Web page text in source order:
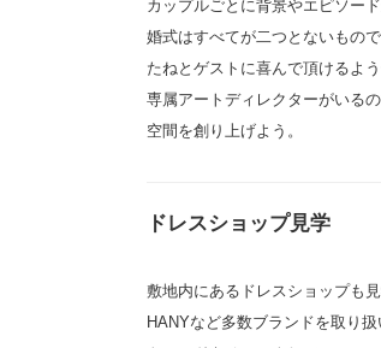
カップルごとに背景やエピソー
婚式はすべてが二つとないもの
たねとゲストに喜んで頂けるよ
専属アートディレクターがいる
空間を創り上げよう。
ドレスショップ見学
敷地内にあるドレスショップも
HANYなど多数ブランドを取り